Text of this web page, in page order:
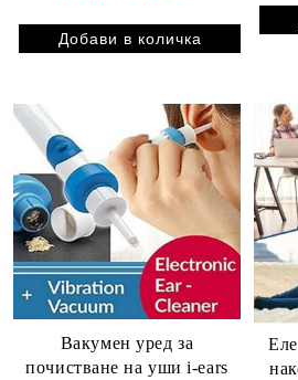
220V GU10
Вакумен уред за
почистване на уши i-ears